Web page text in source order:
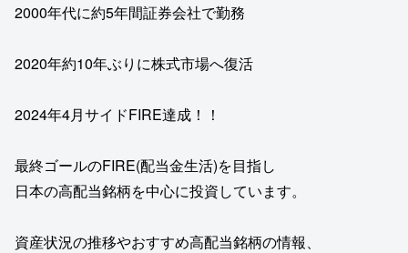
2000年代に約5年間証券会社で勤務
2020年約10年ぶりに株式市場へ復活
2024年4月サイドFIRE達成！！
最終ゴールのFIRE(配当金生活)を目指し
日本の高配当銘柄を中心に投資しています。
資産状況の推移やおすすめ高配当銘柄の情報、